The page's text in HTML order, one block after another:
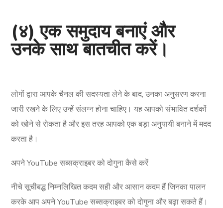
(४) एक समुदाय बनाएं और
उनके साथ बातचीत करें।
लोगों द्वारा आपके चैनल की सदस्यता लेने के बाद, उनका अनुसरण करना
जारी रखने के लिए उन्हें संलग्न होना चाहिए। यह आपको संभावित दर्शकों
को खोने से रोकता है और इस तरह आपको एक बड़ा अनुयायी बनाने में मदद
करता है।
अपने YouTube सब्सक्राइबर को दोगुना कैसे करें
नीचे सूचीबद्ध निम्नलिखित कदम सही और आसान कदम हैं जिनका पालन
करके आप अपने YouTube सब्सक्राइबर को दोगुना और बढ़ा सकते हैं।